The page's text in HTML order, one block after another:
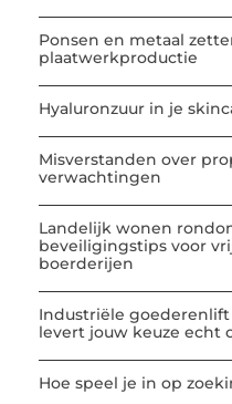
Ponsen en metaal
plaatwerkproductie
Hyaluronzuur in je
Misverstanden over
verwachtingen
Landelijk wonen
beveiligingstips voor
boerderijen
Industriële
levert jouw keuze echt
Hoe speel je in op